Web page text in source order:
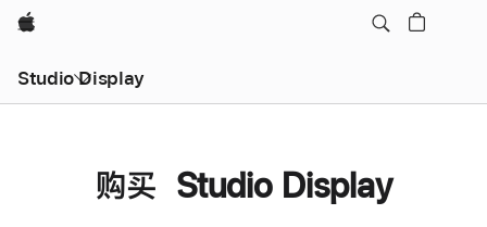
Apple
Studio Display
购买 Studio Display